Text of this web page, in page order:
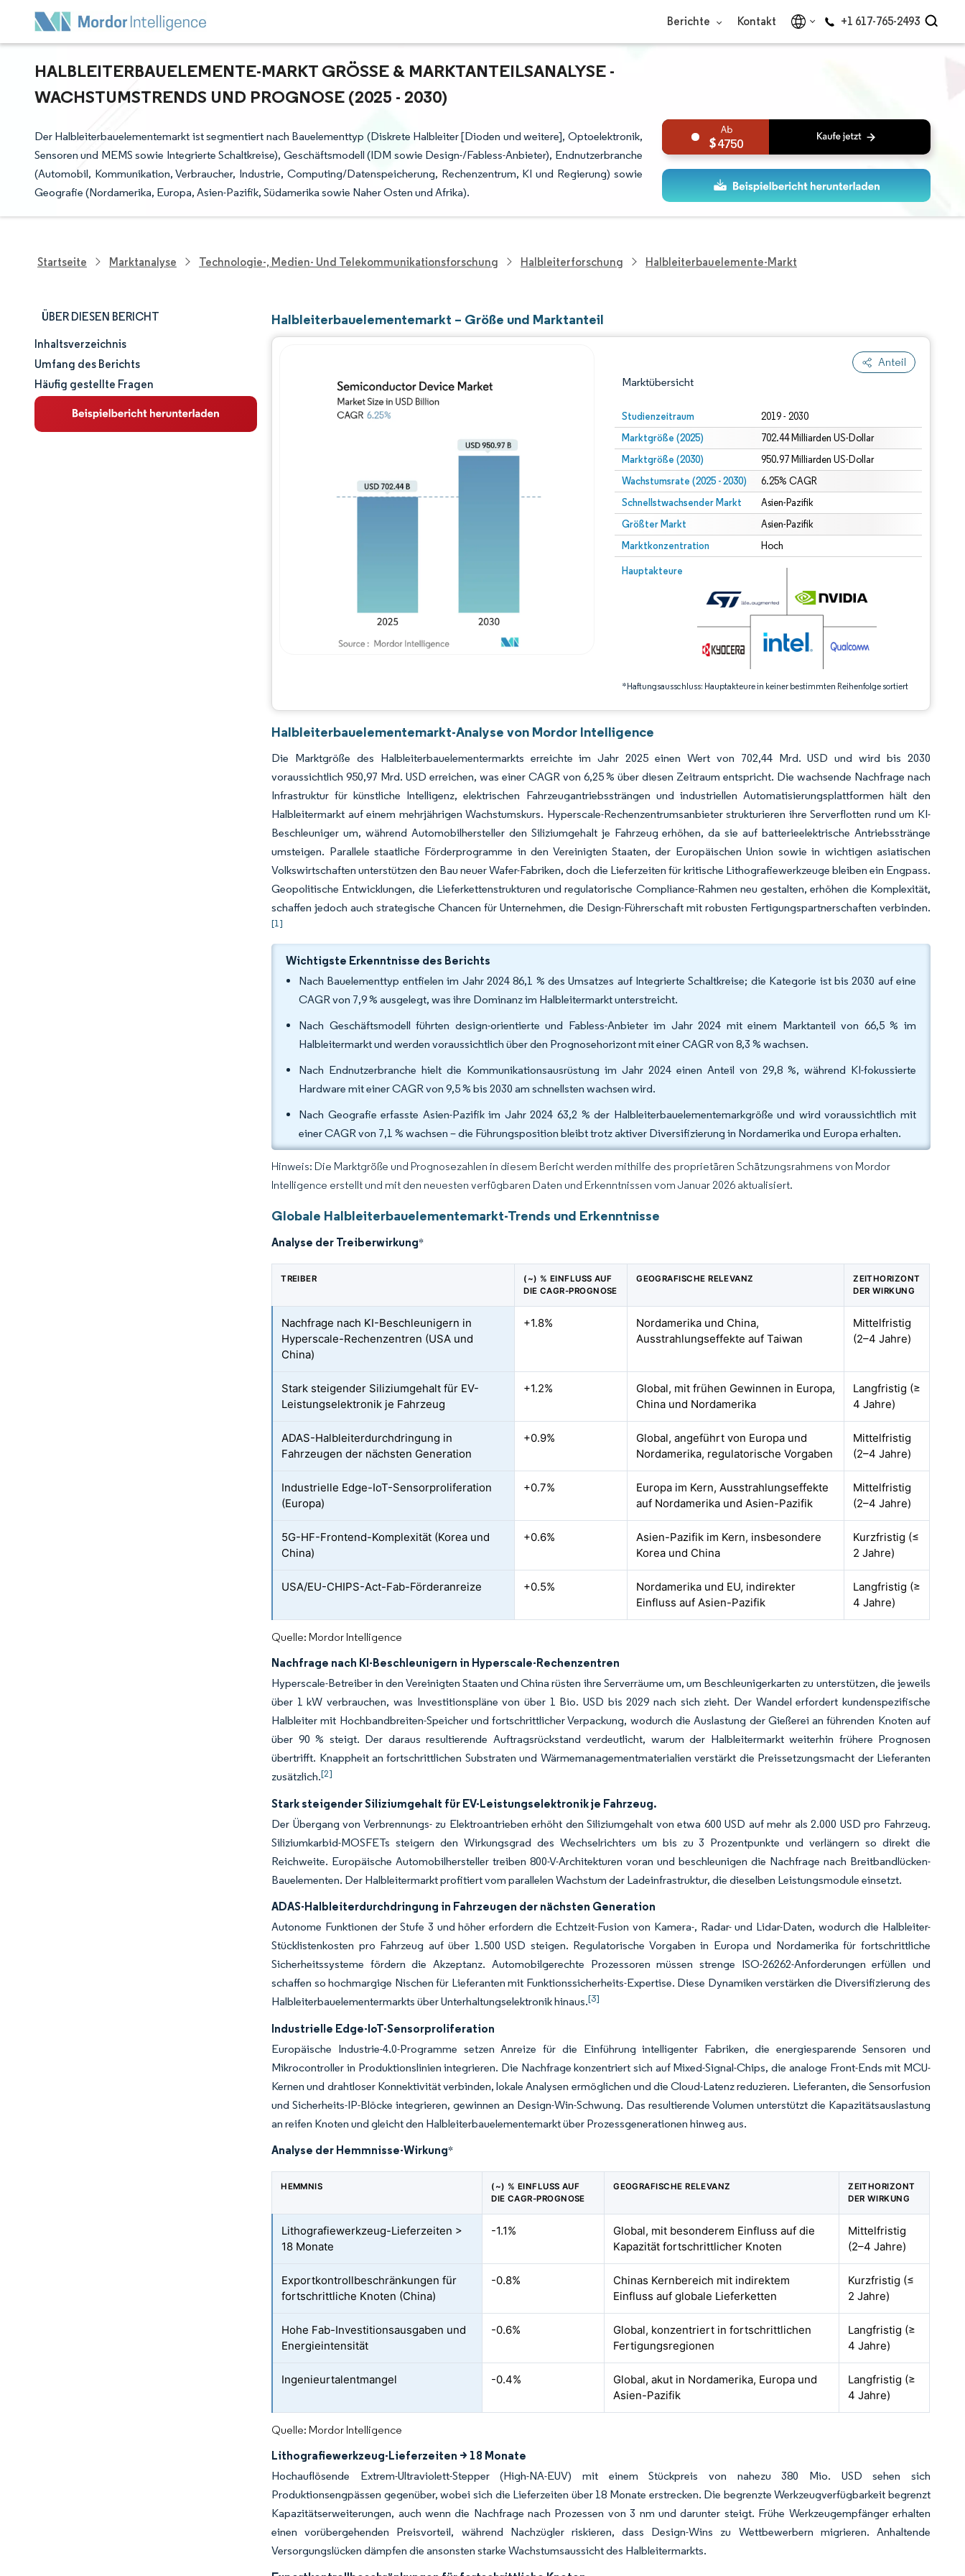
Berichte Kontakt +1 617-765-2493
HALBLEITERBAUELEMENTE-MARKT GRÖSSE & MARKTANTEILSANALYSE - W
ACHSTUMSTRENDS UND PROGNOSE (2025 - 2030)
Der Halbleiterbauelementemarkt ist segmentiert nach Bauelementtyp (Diskrete Halbleiter [Dioden und weitere], Optoelektronik,
Sensoren und MEMS sowie Integrierte Schaltkreise), Geschäftsmodell (IDM sowie Design-/Fabless-Anbieter), Endnutzerbranche
(Automobil, Kommunikation, Verbraucher, Industrie, Computing/Datenspeicherung, Rechenzentrum, KI und Regierung) sowie
Geografie (Nordamerika, Europa, Asien-Pazifik, Südamerika sowie Naher Osten und Afrika).
4750
Startseite Marktanalyse Technologie-, Medien- Und Telekommunikationsforschung Halbleiterforschung Halbleiterbauelemente-Markt
ÜBER DIESEN BERICHT
Marktgröße und -anteil
Marktanalyse
Trends und Einblicke
Inhaltsverzeichnis
Umfang des Berichts
Häufig gestellte Fragen
Halbleiterbauelementemarkt – Größe und Marktanteil
Anteil
Marktübersicht
Studienzeitraum 2019 - 2030
Marktgröße (2025) 702.44 Milliarden US-Dollar
Marktgröße (2030) 950.97 Milliarden US-Dollar
Wachstumsrate (2025 - 2030) 6.25% CAGR
Schnellstwachsender Markt Asien-Pazifik
Größter Markt Asien-Pazifik
Marktkonzentration Hoch
Hauptakteure
*Haftungsausschluss: Hauptakteure in keiner bestimmten Reihenfolge sortiert
Bild © Mordor Intelligence. Wiederverwendung erfordert Namensnennung gemäß CC BY 4.0.
Bild © Mordor Intelligence. Wiederverwendung erfordert Namensnennung gemäß CC BY 4.0.
Halbleiterbauelementemarkt-Analyse von Mordor Intelligence
Die Marktgröße des Halbleiterbauelementermarkts erreichte im Jahr 2025 einen Wert von 702,44 Mrd. USD und wird bis 2030
voraussichtlich 950,97 Mrd. USD erreichen, was einer CAGR von 6,25 % über diesen Zeitraum entspricht. Die wachsende Nachfrage nach
Infrastruktur für künstliche Intelligenz, elektrischen Fahrzeugantriebssträngen und industriellen Automatisierungsplattformen hält den
Halbleitermarkt auf einem mehrjährigen Wachstumskurs. Hyperscale-Rechenzentrumsanbieter strukturieren ihre Serverflotten rund um KI-
Beschleuniger um, während Automobilhersteller den Siliziumgehalt je Fahrzeug erhöhen, da sie auf batterieelektrische Antriebsstränge
umsteigen. Parallele staatliche Förderprogramme in den Vereinigten Staaten, der Europäischen Union sowie in wichtigen asiatischen
Volkswirtschaften unterstützen den Bau neuer Wafer-Fabriken, doch die Lieferzeiten für kritische Lithografiewerkzeuge bleiben ein Engpass.
Geopolitische Entwicklungen, die Lieferkettenstrukturen und regulatorische Compliance-Rahmen neu gestalten, erhöhen die Komplexität,
schaffen jedoch auch strategische Chancen für Unternehmen, die Design-Führerschaft mit robusten Fertigungspartnerschaften verbinden.
[1]
Wichtigste Erkenntnisse des Berichts
Nach Bauelementtyp entfielen im Jahr 2024 86,1 % des Umsatzes auf Integrierte Schaltkreise; die Kategorie ist bis 2030 auf eine
CAGR von 7,9 % ausgelegt, was ihre Dominanz im Halbleitermarkt unterstreicht.
Nach Geschäftsmodell führten design-orientierte und Fabless-Anbieter im Jahr 2024 mit einem Marktanteil von 66,5 % im
Halbleitermarkt und werden voraussichtlich über den Prognosehorizont mit einer CAGR von 8,3 % wachsen.
Nach Endnutzerbranche hielt die Kommunikationsausrüstung im Jahr 2024 einen Anteil von 29,8 %, während KI-fokussierte
Hardware mit einer CAGR von 9,5 % bis 2030 am schnellsten wachsen wird.
Nach Geografie erfasste Asien-Pazifik im Jahr 2024 63,2 % der Halbleiterbauelementemarkgröße und wird voraussichtlich mit
einer CAGR von 7,1 % wachsen – die Führungsposition bleibt trotz aktiver Diversifizierung in Nordamerika und Europa erhalten.
Hinweis: Die Marktgröße und Prognosezahlen in diesem Bericht werden mithilfe des proprietären Schätzungsrahmens von Mordor
Intelligence erstellt und mit den neuesten verfügbaren Daten und Erkenntnissen vom Januar 2026 aktualisiert.
Globale Halbleiterbauelementemarkt-Trends und Erkenntnisse
Analyse der Treiberwirkung*
TREIBER
(~) % EINFLUSS AUF
DIE CAGR-PROGNOSE
GEOGRAFISCHE RELEVANZ
ZEITHORIZONT
DER WIRKUNG
Nachfrage nach KI-Beschleunigern in
Hyperscale-Rechenzentren (USA und
China)
+1.8%
Nordamerika und China,
Ausstrahlungseffekte auf Taiwan
Mittelfristig
(2–4 Jahre)
Stark steigender Siliziumgehalt für EV-
Leistungselektronik je Fahrzeug
+1.2%
Global, mit frühen Gewinnen in Europa,
China und Nordamerika
Langfristig (≥
4 Jahre)
ADAS-Halbleiterdurchdringung in
Fahrzeugen der nächsten Generation
+0.9%
Global, angeführt von Europa und
Nordamerika, regulatorische Vorgaben
Mittelfristig
(2–4 Jahre)
Industrielle Edge-IoT-Sensorproliferation
(Europa)
+0.7%
Europa im Kern, Ausstrahlungseffekte
auf Nordamerika und Asien-Pazifik
Mittelfristig
(2–4 Jahre)
5G-HF-Frontend-Komplexität (Korea und
China)
+0.6%
Asien-Pazifik im Kern, insbesondere
Korea und China
Kurzfristig (≤
2 Jahre)
USA/EU-CHIPS-Act-Fab-Förderanreize +0.5%
Nordamerika und EU, indirekter
Einfluss auf Asien-Pazifik
Langfristig (≥
4 Jahre)
Quelle: Mordor Intelligence
Nachfrage nach KI-Beschleunigern in Hyperscale-Rechenzentren
Hyperscale-Betreiber in den Vereinigten Staaten und China rüsten ihre Serverräume um, um Beschleunigerkarten zu unterstützen, die jeweils
über 1 kW verbrauchen, was Investitionspläne von über 1 Bio. USD bis 2029 nach sich zieht. Der Wandel erfordert kundenspezifische
Halbleiter mit Hochbandbreiten-Speicher und fortschrittlicher Verpackung, wodurch die Auslastung der Gießerei an führenden Knoten auf
über 90 % steigt. Der daraus resultierende Auftragsrückstand verdeutlicht, warum der Halbleitermarkt weiterhin frühere Prognosen
übertrifft. Knappheit an fortschrittlichen Substraten und Wärmemanagementmaterialien verstärkt die Preissetzungsmacht der Lieferanten
zusätzlich.[2]
Stark steigender Siliziumgehalt für EV-Leistungselektronik je Fahrzeug.
Der Übergang von Verbrennungs- zu Elektroantrieben erhöht den Siliziumgehalt von etwa 600 USD auf mehr als 2.000 USD pro Fahrzeug.
Siliziumkarbid-MOSFETs steigern den Wirkungsgrad des Wechselrichters um bis zu 3 Prozentpunkte und verlängern so direkt die
Reichweite. Europäische Automobilhersteller treiben 800-V-Architekturen voran und beschleunigen die Nachfrage nach Breitbandlücken-
Bauelementen. Der Halbleitermarkt profitiert vom parallelen Wachstum der Ladeinfrastruktur, die dieselben Leistungsmodule einsetzt.
ADAS-Halbleiterdurchdringung in Fahrzeugen der nächsten Generation
Autonome Funktionen der Stufe 3 und höher erfordern die Echtzeit-Fusion von Kamera-, Radar- und Lidar-Daten, wodurch die Halbleiter-
Stücklistenkosten pro Fahrzeug auf über 1.500 USD steigen. Regulatorische Vorgaben in Europa und Nordamerika für fortschrittliche
Sicherheitssysteme fördern die Akzeptanz. Automobilgerechte Prozessoren müssen strenge ISO-26262-Anforderungen erfüllen und
schaffen so hochmargige Nischen für Lieferanten mit Funktionssicherheits-Expertise. Diese Dynamiken verstärken die Diversifizierung des
Halbleiterbauelementermarkts über Unterhaltungselektronik hinaus.[3]
Industrielle Edge-IoT-Sensorproliferation
Europäische Industrie-4.0-Programme setzen Anreize für die Einführung intelligenter Fabriken, die energiesparende Sensoren und
Mikrocontroller in Produktionslinien integrieren. Die Nachfrage konzentriert sich auf Mixed-Signal-Chips, die analoge Front-Ends mit MCU-
Kernen und drahtloser Konnektivität verbinden, lokale Analysen ermöglichen und die Cloud-Latenz reduzieren. Lieferanten, die Sensorfusion
und Sicherheits-IP-Blöcke integrieren, gewinnen an Design-Win-Schwung. Das resultierende Volumen unterstützt die Kapazitätsauslastung
an reifen Knoten und gleicht den Halbleiterbauelementemarkt über Prozessgenerationen hinweg aus.
Analyse der Hemmnisse-Wirkung*
HEMMNIS
(~) % EINFLUSS AUF
DIE CAGR-PROGNOSE
GEOGRAFISCHE RELEVANZ
ZEITHORIZONT
DER WIRKUNG
Lithografiewerkzeug-Lieferzeiten >
18 Monate
-1.1%
Global, mit besonderem Einfluss auf die
Kapazität fortschrittlicher Knoten
Mittelfristig
(2–4 Jahre)
Exportkontrollbeschränkungen für
fortschrittliche Knoten (China)
-0.8%
Chinas Kernbereich mit indirektem
Einfluss auf globale Lieferketten
Kurzfristig (≤
2 Jahre)
Hohe Fab-Investitionsausgaben und
Energieintensität
-0.6%
Global, konzentriert in fortschrittlichen
Fertigungsregionen
Langfristig (≥
4 Jahre)
Ingenieurtalentmangel -0.4%
Global, akut in Nordamerika, Europa und
Asien-Pazifik
Langfristig (≥
4 Jahre)
Quelle: Mordor Intelligence
Lithografiewerkzeug-Lieferzeiten > 18 Monate
Hochauflösende Extrem-Ultraviolett-Stepper (High-NA-EUV) mit einem Stückpreis von nahezu 380 Mio. USD sehen sich
Produktionsengpässen gegenüber, wobei sich die Lieferzeiten über 18 Monate erstrecken. Die begrenzte Werkzeugverfügbarkeit begrenzt
Kapazitätserweiterungen, auch wenn die Nachfrage nach Prozessen von 3 nm und darunter steigt. Frühe Werkzeugempfänger erhalten
einen vorübergehenden Preisvorteil, während Nachzügler riskieren, dass Design-Wins zu Wettbewerbern migrieren. Anhaltende
Versorgungslücken dämpfen die ansonsten starke Wachstumsaussicht des Halbleitermarkts.